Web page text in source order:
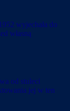
wyjechała do
własną
od stuleci
jej w ten